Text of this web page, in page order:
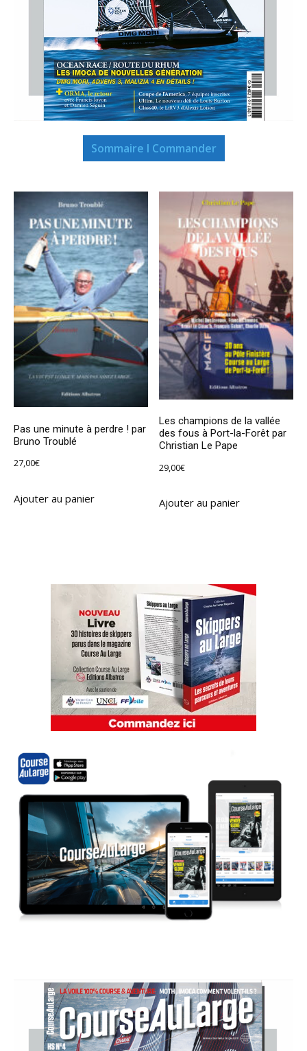
Sommaire I Commander
Pas une minute à perdre ! par
Bruno Troublé
27,00€
Ajouter au panier
Les champions de la vallée
des fous à Port-la-Forêt par
Christian Le Pape
29,00€
Ajouter au panier